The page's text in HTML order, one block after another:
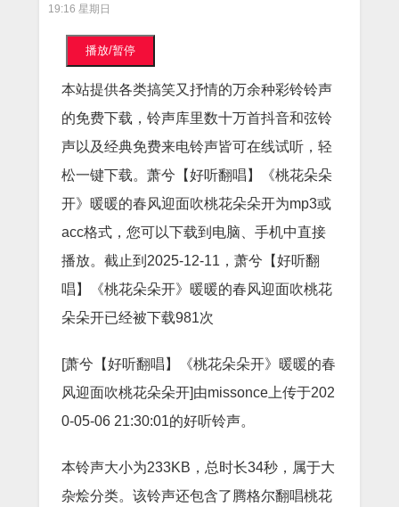
19:16 星期日
播放/暂停
本站提供各类搞笑又抒情的万余种彩铃铃声
的免费下载，铃声库里数十万首抖音和弦铃
声以及经典免费来电铃声皆可在线试听，轻
松一键下载。萧兮【好听翻唱】《桃花朵朵
开》暖暖的春风迎面吹桃花朵朵开为mp3或
acc格式，您可以下载到电脑、手机中直接
播放。截止到2025-12-11，萧兮【好听翻
唱】《桃花朵朵开》暖暖的春风迎面吹桃花
朵朵开已经被下载981次
[萧兮【好听翻唱】《桃花朵朵开》暖暖的春
风迎面吹桃花朵朵开]由missonce上传于202
0-05-06 21:30:01的好听铃声。
本铃声大小为233KB，总时长34秒，属于大
杂烩分类。该铃声还包含了腾格尔翻唱桃花